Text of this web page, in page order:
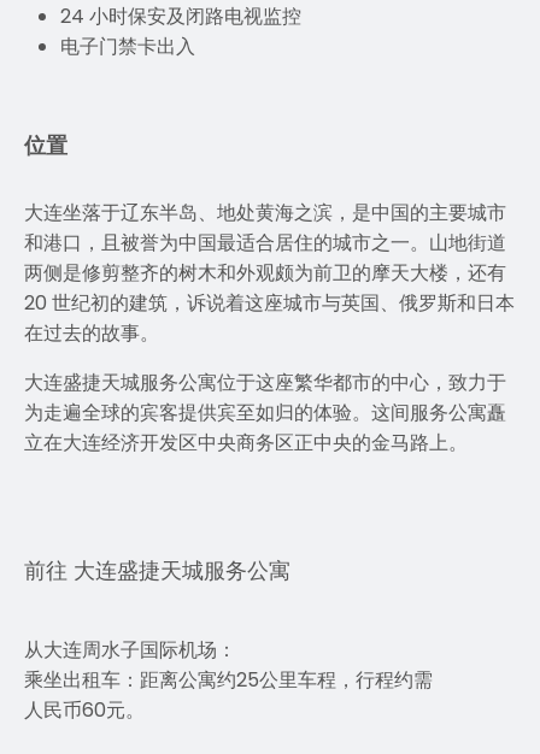
24 小时保安及闭路电视监控
电子门禁卡出入
位置
大连坐落于辽东半岛、地处黄海之滨，是中国的主要城市
和港口，且被誉为中国最适合居住的城市之一。山地街道
两侧是修剪整齐的树木和外观颇为前卫的摩天大楼，还有
20 世纪初的建筑，诉说着这座城市与英国、俄罗斯和日本
在过去的故事。
大连盛捷天城服务公寓位于这座繁华都市的中心，致力于
为走遍全球的宾客提供宾至如归的体验。这间服务公寓矗
立在大连经济开发区中央商务区正中央的金马路上。
前往 大连盛捷天城服务公寓
从大连周水子国际机场：
乘坐出租车：距离公寓约25公里车程，行程约需
人民币60元。